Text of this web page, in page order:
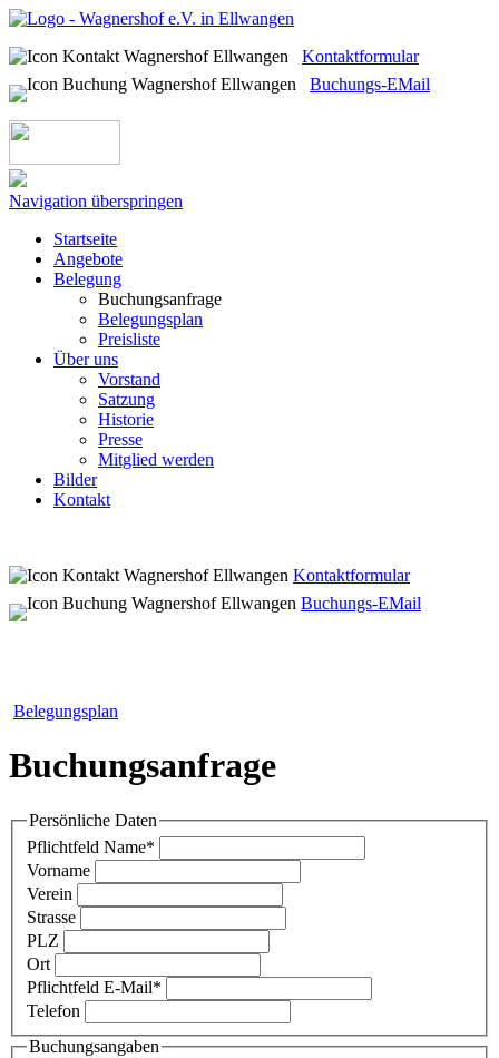
Kontaktformular
Buchungs-EMail
Navigation überspringen
Startseite
Angebote
Belegung
Buchungsanfrage
Belegungsplan
Preisliste
Über uns
Vorstand
Satzung
Historie
Presse
Mitglied werden
Bilder
Kontakt
Kontaktformular
Buchungs-EMail
Belegungsplan
Buchungsanfrage
Persönliche Daten
Pflichtfeld Name*
Vorname
Verein
Strasse
PLZ
Ort
Pflichtfeld E-Mail*
Telefon
Buchungsangaben